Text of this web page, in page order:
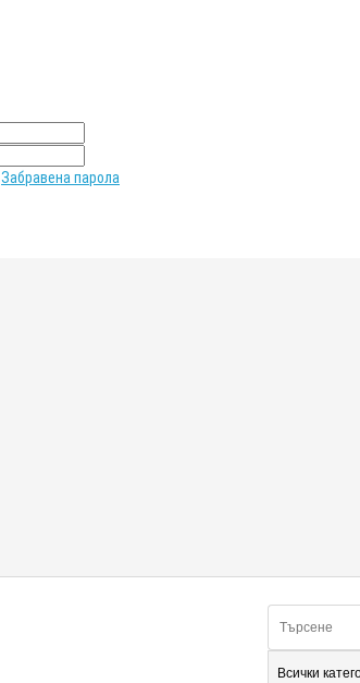
Забравена парола
Всички